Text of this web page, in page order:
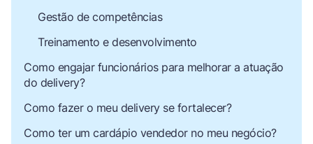
Gestão de competências
Treinamento e desenvolvimento
Como engajar funcionários para melhorar a atuação
do delivery?
Como fazer o meu delivery se fortalecer?
Como ter um cardápio vendedor no meu negócio?